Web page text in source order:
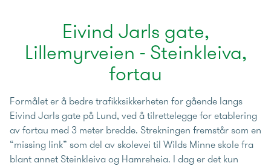
Eivind Jarls gate,
Lillemyrveien - Steinkleiva,
fortau
Formålet er å bedre trafikksikkerheten for gående langs
Eivind Jarls gate på Lund, ved å tilrettelegge for etablering
av fortau med 3 meter bredde. Strekningen fremstår som en
“missing link” som del av skolevei til Wilds Minne skole fra
blant annet Steinkleiva og Hamreheia. I dag er det kun